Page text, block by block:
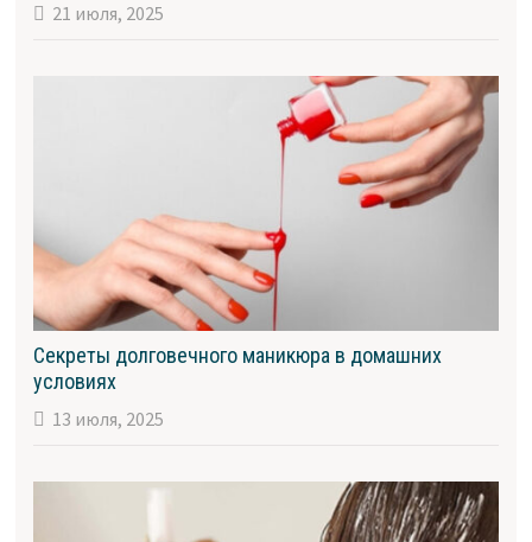
21 июля, 2025
Секреты долговечного маникюра в домашних
условиях
13 июля, 2025